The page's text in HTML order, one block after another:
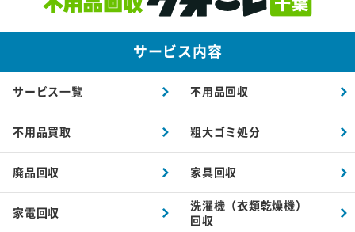
サービス内容
サービス一覧 不用品回収
不用品買取 粗大ゴミ処分
廃品回収 家具回収
家電回収
洗濯機（衣類乾燥機）
回収